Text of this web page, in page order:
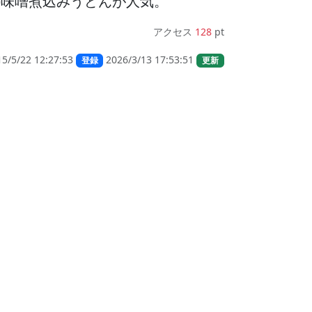
アクセス 128 pt
5/22 12:27:53 登録 2026/3/13 17:53:51 更新